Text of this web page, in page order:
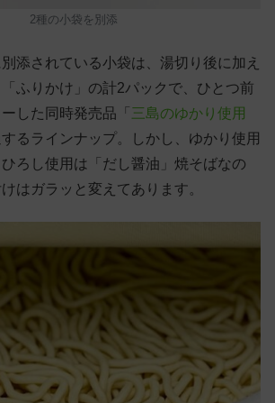
2種の小袋を別添
添されている小袋は、湯切り後に加え
ふりかけ」の計2パックで、ひとつ前
した同時発売品「 三島のゆかり使用
するラインナップ。しかし、ゆかり使用
ろし使用は「だし醤油」焼そばなの
はガラッと変えてあります。